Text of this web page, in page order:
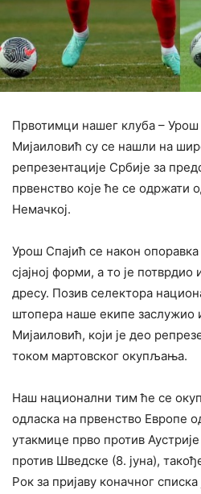
Првотимци нашег клуба –
Мијаиловић су се нашли на
репрезентације Србије за
првенство које ће се одржати
Немачкој.
Урош Спајић се након
сјајној форми, а то је
дресу. Позив селектора
штопера наше екипе заслужио
Мијаиловић, који је део
током мартовског окупљања.
Наш национални тим ће се
одласка на првенство Европе
утакмице прво против
против Шведске (8. јуна),
Рок за пријаву коначног списка